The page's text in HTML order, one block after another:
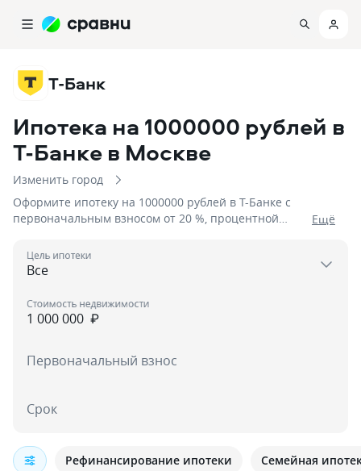
Т-Банк
Ипотека на 1000000 рублей в
Т-Банке в Москве
Изменить город
Оформите ипотеку на 1000000 рублей в Т-Банке с
первоначальным взносом от 20 %, процентной
Eщё
Цель ипотеки
₽
Стоимость недвижимости
Первоначальный взнос
Срок
Рефинансирование ипотеки Семейная